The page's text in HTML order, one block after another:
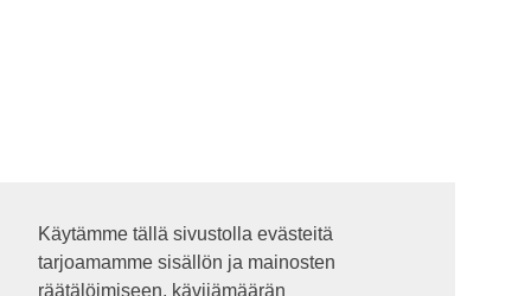
Käytämme tällä sivustolla evästeitä
tarjoamamme sisällön ja mainosten
räätälöimiseen, kävijämäärän
Käytämme tällä sivustolla evästeitä
tarjoamamme sisällön ja mainosten
räätälöimiseen, kävijämäärän